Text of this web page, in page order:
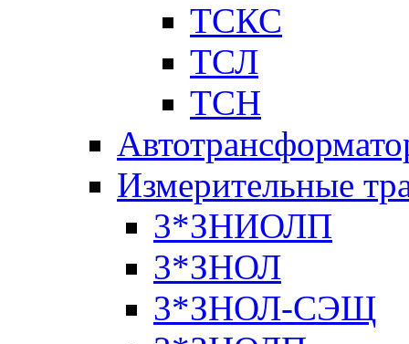
ТСКС
ТСЛ
ТСН
Измерительные
3*ЗНИОЛП
3*ЗНОЛ
3*ЗНОЛ-СЭЩ